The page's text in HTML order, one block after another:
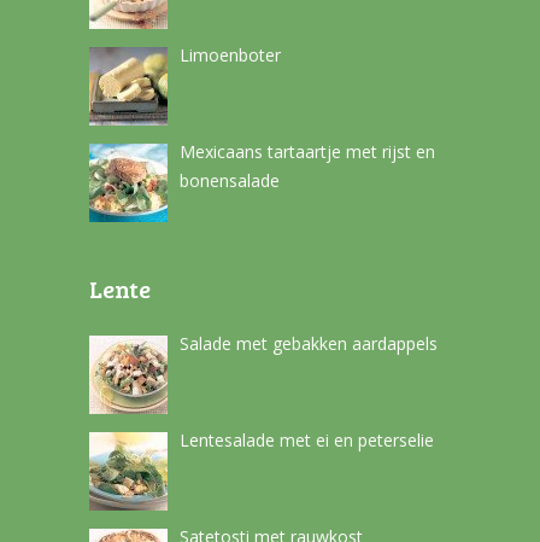
Limoenboter
Mexicaans tartaartje met rijst en
bonensalade
Lente
Salade met gebakken aardappels
Lentesalade met ei en peterselie
Satetosti met rauwkost